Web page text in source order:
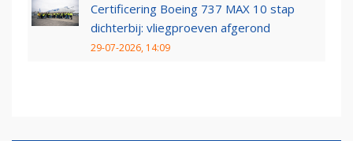
Certificering Boeing 737 MAX 10 stap
dichterbij: vliegproeven afgerond
29-07-2026, 14:09